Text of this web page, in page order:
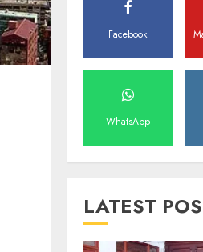
Facebook
WhatsApp
LATEST